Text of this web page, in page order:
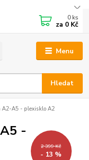
Menu
Hledat
0 ks
za 0 Kč
A2-A5 - plexisklo A2
-
2 399 Kč
- 13 %